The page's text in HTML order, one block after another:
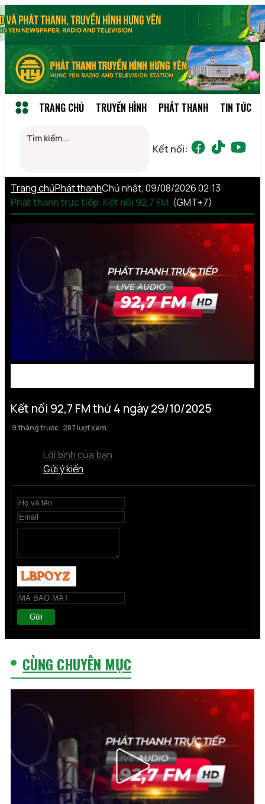
TRANG CHỦ TRUYỀN HÌNH PHÁT THANH TIN TỨC
Kết nối:
Trang chủPhát thanh
Phát thanh trực tiếp: Kết nối 92,7 FM
Chủ nhật, 09/08/2026 02:13
(GMT+7)
Kết nối 92,7 FM thứ 4 ngày 29/10/2025
9 tháng trước 287 lượt xem
Lời bình của bạn
Gửi ý kiến
Gửi
CÙNG CHUYÊN MỤC